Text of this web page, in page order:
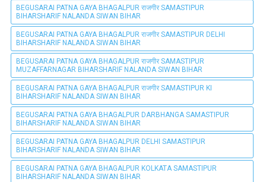
BEGUSARAI PATNA GAYA BHAGALPUR राजगीर SAMASTIPUR
BIHARSHARIF NALANDA SIWAN BIHAR
BEGUSARAI PATNA GAYA BHAGALPUR राजगीर SAMASTIPUR DELHI
BIHARSHARIF NALANDA SIWAN BIHAR
BEGUSARAI PATNA GAYA BHAGALPUR राजगीर SAMASTIPUR
MUZAFFARNAGAR BIHARSHARIF NALANDA SIWAN BIHAR
BEGUSARAI PATNA GAYA BHAGALPUR राजगीर SAMASTIPUR KI
BIHARSHARIF NALANDA SIWAN BIHAR
BEGUSARAI PATNA GAYA BHAGALPUR DARBHANGA SAMASTIPUR
BIHARSHARIF NALANDA SIWAN BIHAR
BEGUSARAI PATNA GAYA BHAGALPUR DELHI SAMASTIPUR
BIHARSHARIF NALANDA SIWAN BIHAR
BEGUSARAI PATNA GAYA BHAGALPUR KOLKATA SAMASTIPUR
BIHARSHARIF NALANDA SIWAN BIHAR